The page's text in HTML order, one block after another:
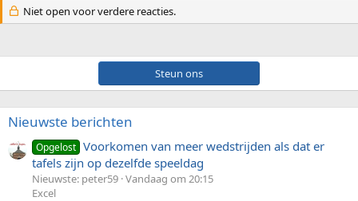
Niet open voor verdere reacties.
Steun ons
Nieuwste berichten
Opgelost Voorkomen van meer wedstrijden als dat er
tafels zijn op dezelfde speeldag
Nieuwste: peter59 Vandaag om 20:15
Excel